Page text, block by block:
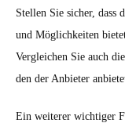
Stellen Sie sicher, dass
und Möglichkeiten
Vergleichen Sie auch
den der Anbieter
Ein weiterer wichtiger